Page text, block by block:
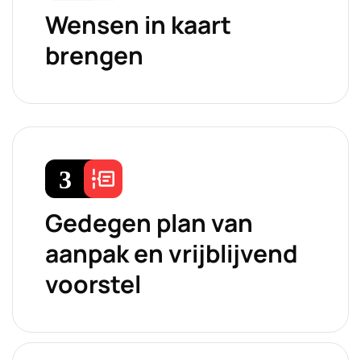
Wensen in kaart
brengen
Gedegen plan van
aanpak en vrijblijvend
voorstel